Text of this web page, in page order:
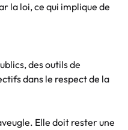
la loi, ce qui implique de
des outils de
dans le respect de la
Elle doit rester une